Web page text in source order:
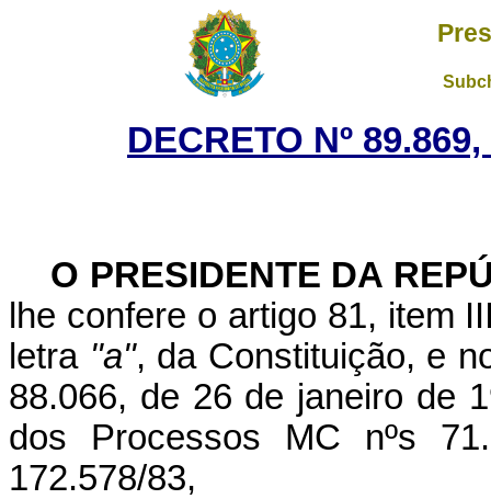
DECRETO Nº
O PRESIDENTE DA
lhe confere o artigo 81, item
letra "a", da Constituição, e
88.066, de 26 de janeiro de
dos Processos MC nºs
172.578/83,